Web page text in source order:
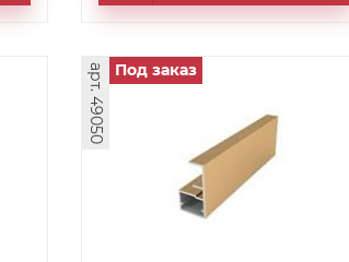
арт. 49050 Под заказ